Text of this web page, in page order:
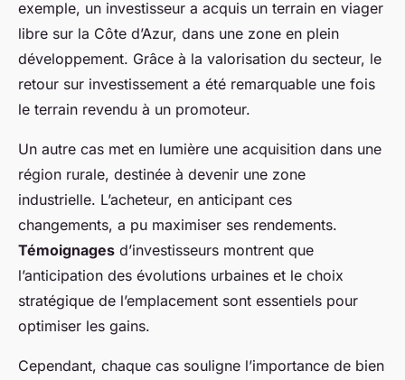
exemple, un investisseur a acquis un terrain en viager
libre sur la Côte d’Azur, dans une zone en plein
développement. Grâce à la valorisation du secteur, le
retour sur investissement a été remarquable une fois
le terrain revendu à un promoteur.
Un autre cas met en lumière une acquisition dans une
région rurale, destinée à devenir une zone
industrielle. L’acheteur, en anticipant ces
changements, a pu maximiser ses rendements.
Témoignages d’investisseurs montrent que
l’anticipation des évolutions urbaines et le choix
stratégique de l’emplacement sont essentiels pour
optimiser les gains.
Cependant, chaque cas souligne l’importance de bien